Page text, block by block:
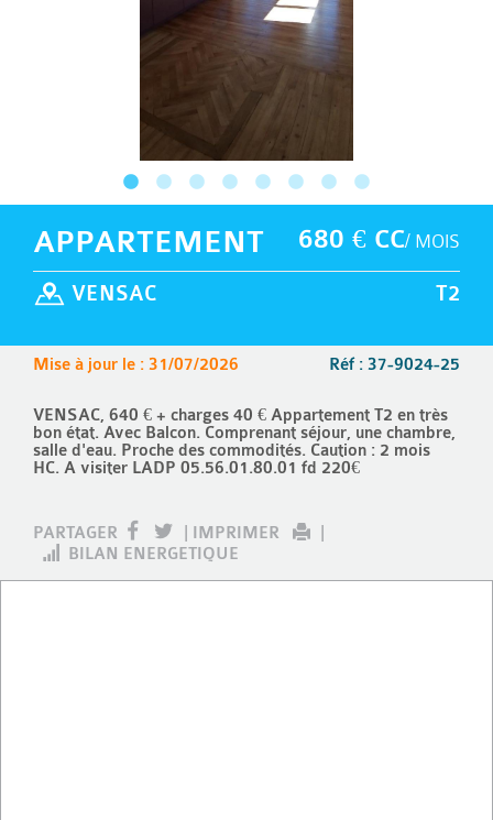
680 € CC/ MOIS
APPARTEMENT
T2
VENSAC
Réf : 37-9024-25
Mise à jour le : 31/07/2026
VENSAC, 640 € + charges 40 € Appartement T2 en très
bon état. Avec Balcon. Comprenant séjour, une chambre,
salle d'eau. Proche des commodités. Caution : 2 mois
HC. A visiter LADP 05.56.01.80.01 fd 220€
PARTAGER IMPRIMER
BILAN ENERGETIQUE